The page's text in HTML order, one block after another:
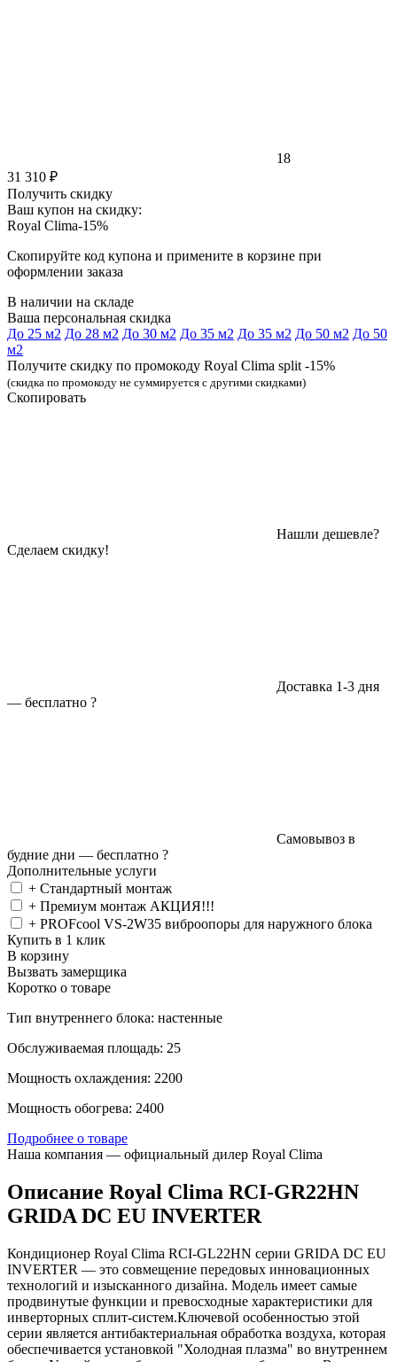
18
31 310 ₽
Получить скидку
Ваш купон на скидку:
Royal Clima-15%
Скопируйте код купона и примените в корзине при
оформлении заказа
В наличии на складе
Ваша персональная скидка
До 25 м2 До 28 м2 До 30 м2 До 35 м2 До 35 м2 До 50 м2 До 50
м2
Получите скидку по промокоду Royal Clima split -15%
(скидка по промокоду не суммируется с другими скидками)
Скопировать
Нашли дешевле?
Сделаем скидку!
Доставка 1-3 дня
— бесплатно ?
Самовывоз в
будние дни — бесплатно ?
Дополнительные услуги
+ Стандартный монтаж
+ Премиум монтаж АКЦИЯ!!!
+ PROFcool VS-2W35 виброопоры для наружного блока
Купить в 1 клик
В корзину
Вызвать замерщика
Коротко о товаре
Тип внутреннего блока: настенные
Обслуживаемая площадь: 25
Мощность охлаждения: 2200
Мощность обогрева: 2400
Подробнее о товаре
Наша компания — официальный дилер Royal Clima
Описание Royal Clima RCI-GR22HN
GRIDA DC EU INVERTER
Кондиционер Royal Clima RCI-GL22HN серии GRIDA DC EU
INVERTER — это совмещение передовых инновационных
технологий и изысканного дизайна. Модель имеет самые
продвинутые функции и превосходные характеристики для
инверторных сплит-систем.Ключевой особенностью этой
серии является антибактериальная обработка воздуха, которая
обеспечивается установкой "Холодная плазма" во внутреннем